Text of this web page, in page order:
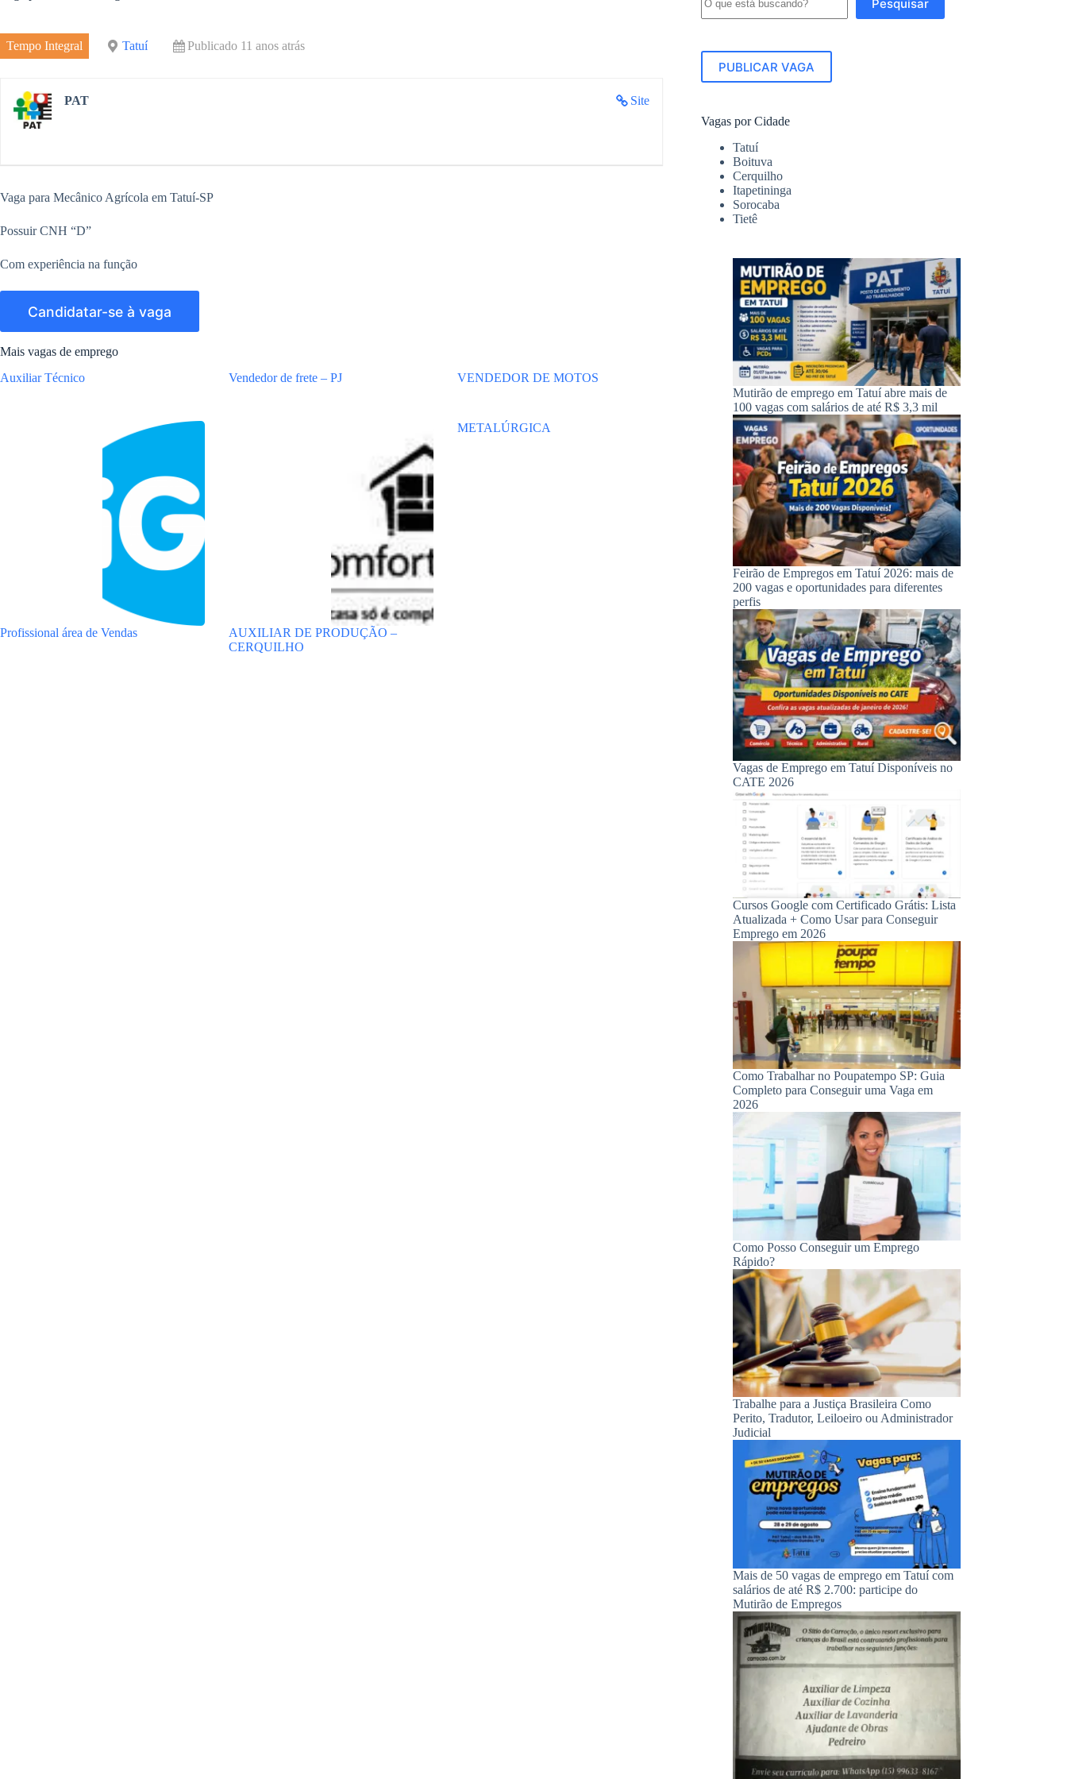
Tempo Integral Tatuí Publicado 11 anos atrás
Site
PAT
Vaga para Mecânico Agrícola em Tatuí-SP
Possuir CNH “D”
Com experiência na função
Mais vagas de emprego
Auxiliar Técnico
Vendedor de frete – PJ VENDEDOR DE MOTOS
Profissional área de Vendas
AUXILIAR DE PRODUÇÃO –
CERQUILHO
METALÚRGICA
Pesquisar
PUBLICAR VAGA
Vagas por Cidade
Tatuí
Boituva
Cerquilho
Itapetininga
Sorocaba
Tietê
Mutirão de emprego em Tatuí abre mais de
100 vagas com salários de até R$ 3,3 mil
Feirão de Empregos em Tatuí 2026: mais de
200 vagas e oportunidades para diferentes
perfis
Vagas de Emprego em Tatuí Disponíveis no
CATE 2026
Cursos Google com Certificado Grátis: Lista
Atualizada + Como Usar para Conseguir
Emprego em 2026
Como Trabalhar no Poupatempo SP: Guia
Completo para Conseguir uma Vaga em
2026
Como Posso Conseguir um Emprego
Rápido?
Trabalhe para a Justiça Brasileira Como
Perito, Tradutor, Leiloeiro ou Administrador
Judicial
Mais de 50 vagas de emprego em Tatuí com
salários de até R$ 2.700: participe do
Mutirão de Empregos
k
e